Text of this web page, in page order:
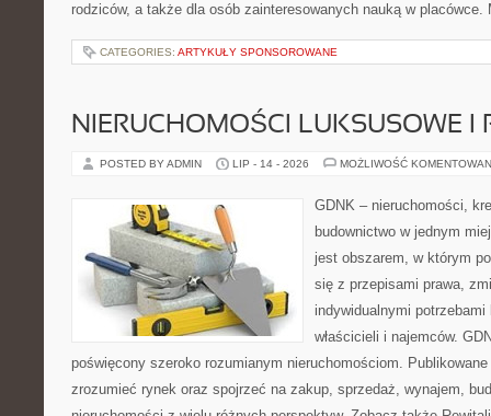
rodziców, a także dla osób zainteresowanych nauką w
CATEGORIES: ARTYKUŁY SPONSOROWANE
NIERUCHOMOŚCI LUKSUSOWE I
POSTED BY ADMIN LIP - 14 - 2026 MOŻLIWOŚĆ
GDNK – nieruchomości,
budownictwo w jednym
jest obszarem, w którym
się z przepisami prawa,
indywidualnymi
właścicieli i najemców.
poświęcony szeroko rozumianym nieruchomościom. Publikowane
zrozumieć rynek oraz spojrzeć na zakup, sprzedaż, wynajem,